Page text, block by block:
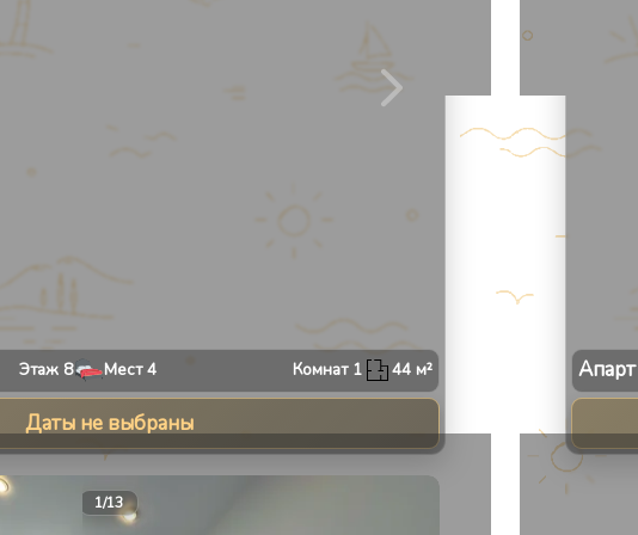
Этаж 8 Мест4 Комнат 1 44 м²
Даты не выбраны
Апарт
1/13